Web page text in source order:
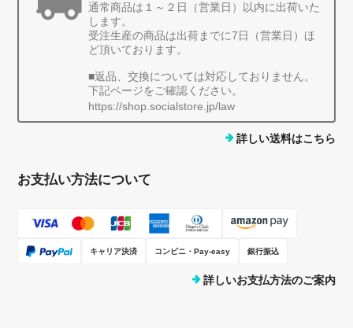
通常商品は１～２日（営業日）以内に出荷いた
します。
受注生産の商品は出荷までに7日（営業日）ほ
ど頂いております。
■返品、交換については対応しておりません。
下記ページをご確認ください。
https://shop.socialstore.jp/law
詳しい送料はこちら
お支払い方法について
キャリア決済 コンビニ・Pay-easy 銀行振込
詳しいお支払方法のご案内